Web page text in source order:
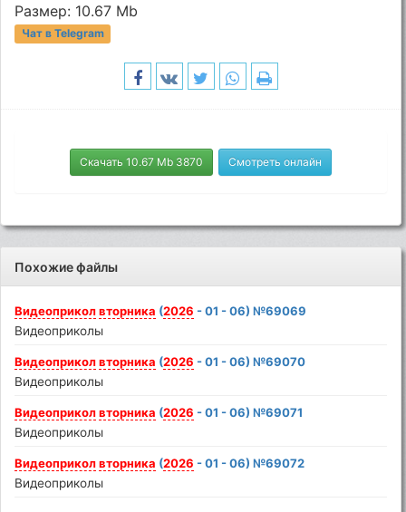
Размер: 10.67 Mb
Чат в Telegram
Скачать 10.67 Mb 3870 Смотреть онлайн
Похожие файлы
Видеоприкол вторника (2026 - 01 - 06) №69069
Видеоприколы
Видеоприкол вторника (2026 - 01 - 06) №69070
Видеоприколы
Видеоприкол вторника (2026 - 01 - 06) №69071
Видеоприколы
Видеоприкол вторника (2026 - 01 - 06) №69072
Видеоприколы